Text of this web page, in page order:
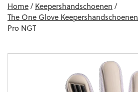
content
Home/Keepershandschoenen /
The One Glove Keepershandschoenen
Pro NGT